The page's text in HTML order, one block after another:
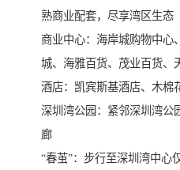
熟商业配套，尽享湾区生态
商业中心：海岸城购物中心
城、海雅百货、茂业百货、
酒店：凯宾斯基酒店、木棉
深圳湾公园：紧邻深圳湾公
廊
“春茧”：步行至深圳湾中心